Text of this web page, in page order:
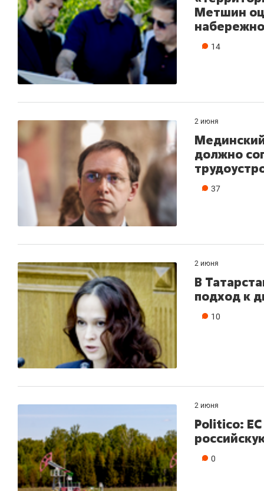
Метшин
14
2 июня
должно
37
2 июня
В
подход к
10
2 июня
Politico:
0